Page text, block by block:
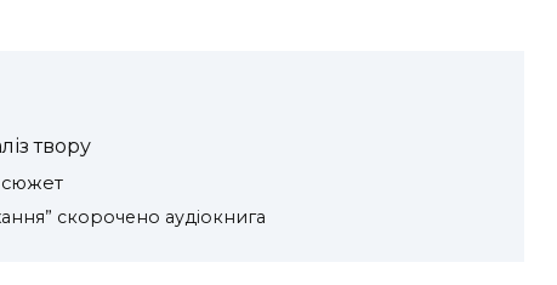
твору
сюжет
скорочено аудіокнига